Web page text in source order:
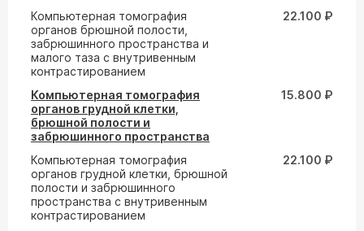
Компьютерная томография
органов брюшной полости,
забрюшинного пространства и
малого таза с внутривенным
контрастированием
22.100 ₽
Компьютерная томография
органов грудной клетки,
брюшной полости и
забрюшинного пространства
15.800 ₽
Компьютерная томография
органов грудной клетки, брюшной
полости и забрюшинного
пространства с внутривенным
контрастированием
22.100 ₽